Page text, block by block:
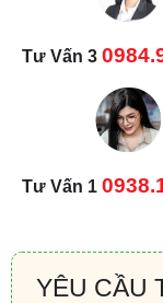
Tư Vấn 3
Tư Vấn 1
YÊU CẦU